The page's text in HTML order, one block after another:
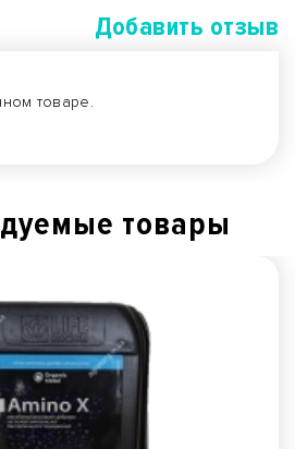
Добавить отзыв
товаре.
товары